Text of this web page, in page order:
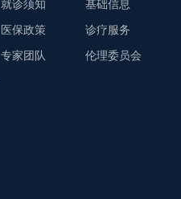
就诊须知
医保政策
专家团队
基础信息
诊疗服务
伦理委员会